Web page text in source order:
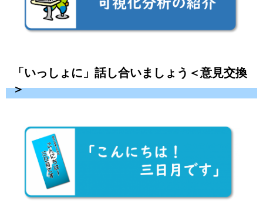
「いっしょに」話し合いましょう＜意見交換
＞